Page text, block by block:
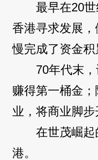
最早在20
香港寻求发展
慢完成了资金积
70年代末
赚得第一桶金
业，将商业脚
在世茂崛
港。